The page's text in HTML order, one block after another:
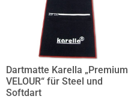
Dartmatte Karella „Premium
VELOUR“ für Steel und
Softdart